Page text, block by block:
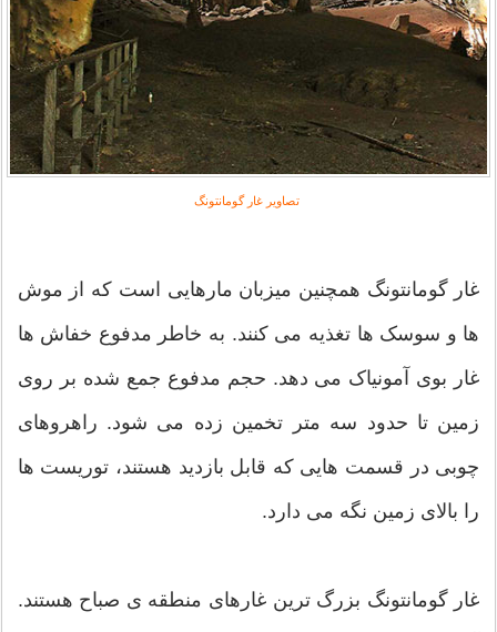
تصاویر غار گومانتونگ
غار گومانتونگ همچنین میزبان مارهایی است که از موش
ها و سوسک ها تغذیه می کنند. به خاطر مدفوع خفاش ها
غار بوی آمونیاک می دهد. حجم مدفوع جمع شده بر روی
زمین تا حدود سه متر تخمین زده می شود. راهروهای
چوبی در قسمت هایی که قابل بازدید هستند، توریست ها
را بالای زمین نگه می دارد.
غار گومانتونگ بزرگ ترین غارهای منطقه ی صباح هستند.